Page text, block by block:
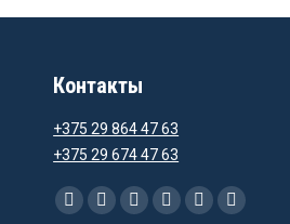
Контакты
+375 29 864 47 63
+375 29 674 47 63
Ищите нас:
FacebookInstagram
EmailViberWhatsAppTelegram